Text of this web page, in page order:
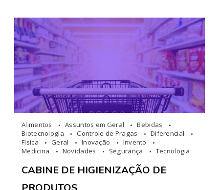
Alimentos Assuntos em Geral
Bebidas
Biotecnologia
Controle de Pragas
Diferencial
Física
Geral Inovação
Invento
Medicina
Novidades Segurança Tecnologia
CABINE DE HIGIENIZAÇÃO DE